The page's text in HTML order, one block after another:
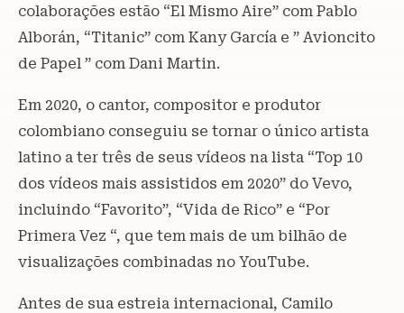
colaborações estão “El Mismo Aire” com Pablo
Alborán, “Titanic” com Kany García e ” Avioncito
de Papel ” com Dani Martin.
Em 2020, o cantor, compositor e produtor
colombiano conseguiu se tornar o único artista
latino a ter três de seus vídeos na lista “Top 10
dos vídeos mais assistidos em 2020” do Vevo,
incluindo “Favorito”, “Vida de Rico” e “Por
Primera Vez “, que tem mais de um bilhão de
visualizações combinadas no YouTube.
Antes de sua estreia internacional, Camilo